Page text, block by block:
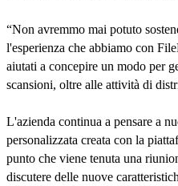
“Non avremmo mai potuto
l'esperienza che abbiamo con
aiutati a concepire un modo per
scansioni, oltre alle attività di
L'azienda continua a pensare a
personalizzata creata con la
punto che viene tenuta una
discutere delle nuove